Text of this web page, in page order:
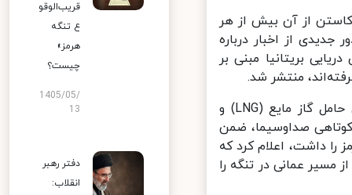
از آن بیش از هر
از اخبار درباره
سازمان دریایی بریتانیا مبنی بر
منتشر شد.
خبرگزاری رویترز به نقل از منابع آگاه خود از آسیب‌ دیدن نفتکش قطری حامل گاز مایع (LNG) و
صداوسیما، ضمن
داشت، اعلام کرد که
عمانی در تنگه را
قریب‌الوقو
ع تنگه
هرمز»
چیست؟
1405/05/
13
دفتر رهبر
انقلاب: